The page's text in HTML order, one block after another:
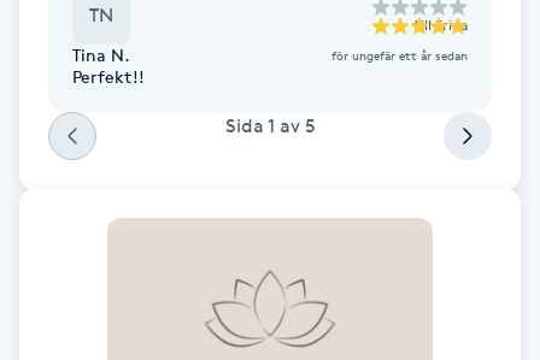
Fet hårbotten
Fettreducering
Fibromassage
TN till Frida
Tina N. för ungefär ett år sedan
Perfekt!!
Sida 1 av 5